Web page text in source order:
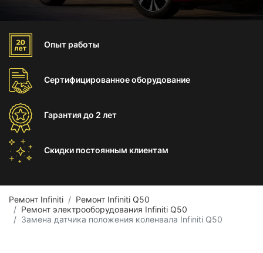
Опыт работы
Сертифицированноеоборудование
Гарантиядо 2 лет
Скидки постоянным клиентам
Ремонт Infiniti
Ремонт Infiniti Q50
Ремонт электрооборудования Infiniti Q50
Замена датчика положения коленвала Infiniti Q50